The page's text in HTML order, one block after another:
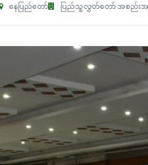
နေပြည်တော် ပြည်သူ့လွှတ်တော် အစည်းအဝ